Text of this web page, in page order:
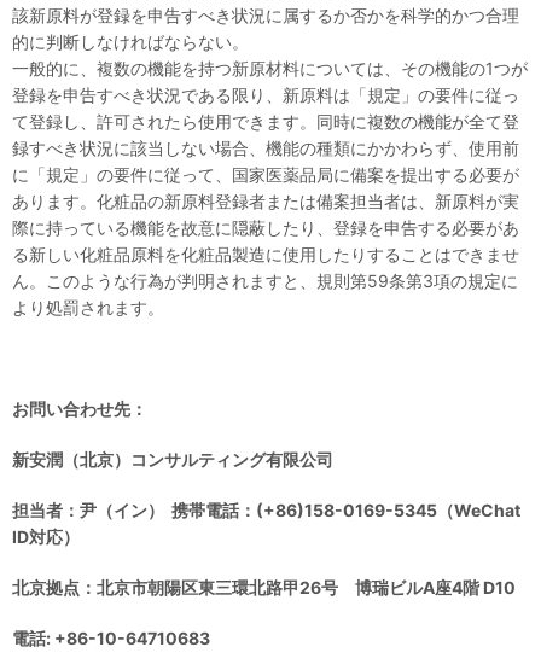
該新原料が登録を申告すべき状況に属するか否かを科学的かつ合理
的に判断しなければならない。
一般的に、複数の機能を持つ新原材料については、その機能の1つが
登録を申告すべき状況である限り、新原料は「規定」の要件に従っ
て登録し、許可されたら使用できます。同時に複数の機能が全て登
録すべき状況に該当しない場合、機能の種類にかかわらず、使用前
に「規定」の要件に従って、国家医薬品局に備案を提出する必要が
あります。化粧品の新原料登録者または備案担当者は、新原料が実
際に持っている機能を故意に隠蔽したり、登録を申告する必要があ
る新しい化粧品原料を化粧品製造に使用したりすることはできませ
ん。このような行為が判明されますと、規則第59条第3項の規定に
より処罰されます。
お問い合わせ先 ：
新安潤（北京） コンサルティング有限公司
担当者：尹（イン）
携帯電話：(+86)158-0169-5345（WeChat
ID対応）
北京拠点：北京市朝陽区東三環北路甲26号 博瑞ビルA座4階 D10
電話: +86-10-64710683